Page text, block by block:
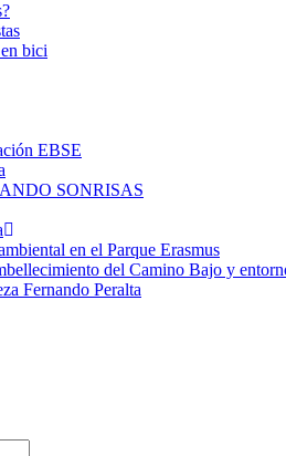
bici
EBSE
SONRISAS
en el Parque Erasmus
del Camino Bajo y
Fernando Peralta